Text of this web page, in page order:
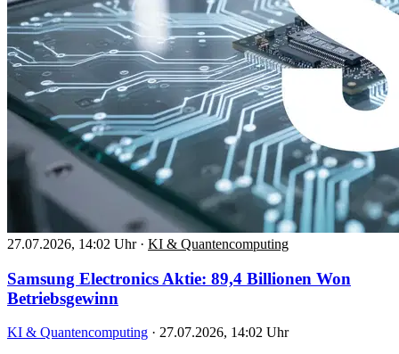
27.07.2026, 14:02 Uhr · KI & Quantencomputing
Samsung Electronics Aktie: 89,4 Billionen Won
Betriebsgewinn
KI & Quantencomputing · 27.07.2026, 14:02 Uhr